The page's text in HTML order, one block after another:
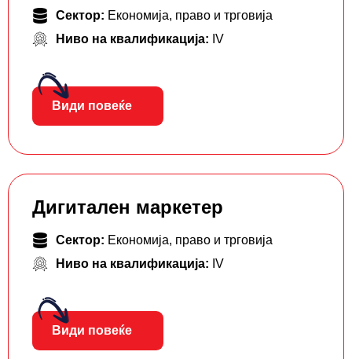
Сектор: Економија, право и трговија
Ниво на квалификација: IV
Види повеќе
Дигитален маркетер
Сектор: Економија, право и трговија
Ниво на квалификација: IV
Види повеќе